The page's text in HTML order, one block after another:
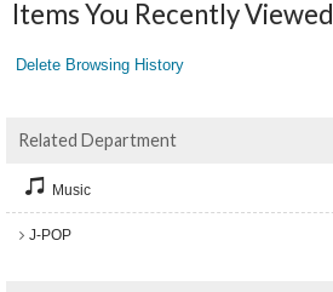
Items You Recently Viewed
Delete Browsing History
Related Department
Music
J-POP